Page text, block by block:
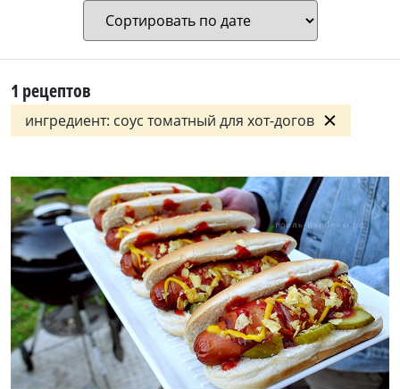
1 рецептов
ингредиент: соус томатный для хот-догов